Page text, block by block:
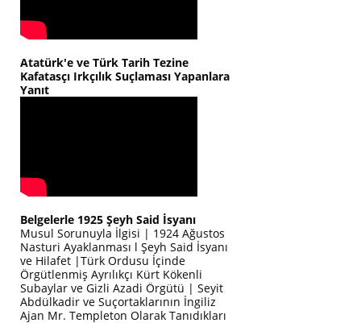
Atatürk'e ve Türk Tarih Tezine
Kafatasçı Irkçılık Suçlaması Yapanlara
Yanıt
Belgelerle 1925 Şeyh Said İsyanı
Musul Sorunuyla İlgisi | 1924 Ağustos
Nasturi Ayaklanması l Şeyh Said İsyanı
ve Hilafet |Türk Ordusu İçinde
Örgütlenmiş Ayrılıkçı Kürt Kökenli
Subaylar ve Gizli Azadi Örgütü | Seyit
Abdülkadir ve Suçortaklarının İngiliz
Ajan Mr. Templeton Olarak Tanıdıkları